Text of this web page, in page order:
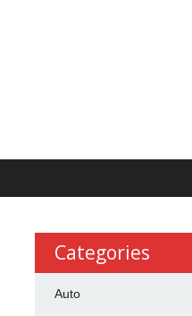
Categories
Auto